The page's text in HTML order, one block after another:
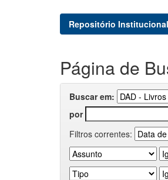
Repositório
Página de
Buscar em:
por
Filtros correntes: